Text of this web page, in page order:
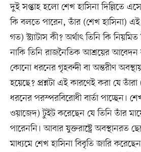
দুই সপ্তাহ হলো শেখ হাসিনা দিল্লিতে
কি বলতে পারেন, তাঁর (শেখ হাসিনা) এই
গত) স্ট্যাটাস কী? অর্থাৎ তিনি কি
নাকি তিনি রাজনৈতিক আশ্রয়ের আবেদন
কোনো ধরনের গৃহবন্দী বা অন্তরীণ
হয়েছে? প্রশ্নটা এই কারণেই করা যে তাঁরা
ধরনের পরস্পরবিরোধী বার্তা পাচ্ছেন।
ওয়াজেদ) টুইট করেছেন যে তিনি তাঁর
পারেননি। আবার যুক্তরাষ্ট্রে অবস্থানরত
মাধ্যমে শেখ হাসিনা বিবৃতি জারি